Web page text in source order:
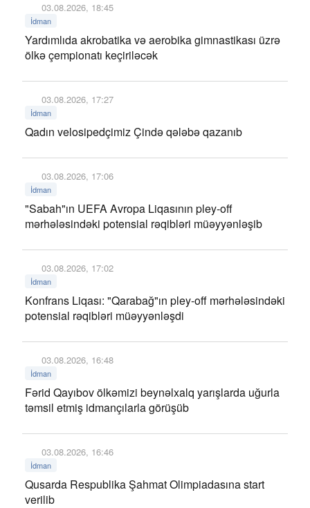
03.08.2026, 18:45
İdman
Yardımlıda akrobatika və aerobika gimnastikası üzrə
ölkə çempionatı keçiriləcək
03.08.2026, 17:27
İdman
Qadın velosipedçimiz Çində qələbə qazanıb
03.08.2026, 17:06
İdman
"Sabah"ın UEFA Avropa Liqasının pley-off
mərhələsindəki potensial rəqibləri müəyyənləşib
03.08.2026, 17:02
İdman
Konfrans Liqası: "Qarabağ"ın pley-off mərhələsindəki
potensial rəqibləri müəyyənləşdi
03.08.2026, 16:48
İdman
Fərid Qayıbov ölkəmizi beynəlxalq yarışlarda uğurla
təmsil etmiş idmançılarla görüşüb
03.08.2026, 16:46
İdman
Qusarda Respublika Şahmat Olimpiadasına start
verilib